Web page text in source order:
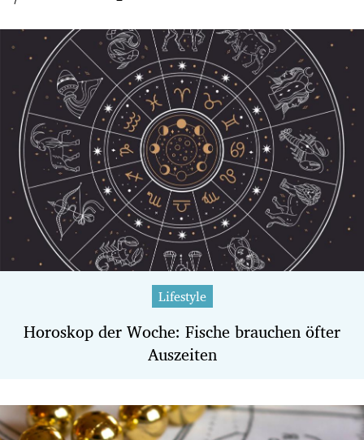
Lifestyle
Horoskop der Woche: Fische brauchen öfter
Auszeiten